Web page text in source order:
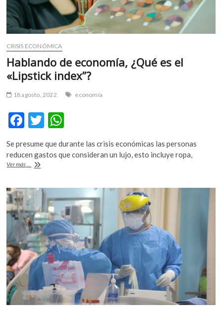
CRISIS ECONÓMICA
Hablando de economía, ¿Qué es el
«Lipstick index”?
18 agosto, 2022 economía
F
e
b
o
o
k
T
itt at
A
p
p
Se presume que durante las crisis económicas las personas
reducen gastos que consideran un lujo, esto incluye ropa,
Ver más ... Hablando
¿Qué
es
el
«Lipstick
index”?